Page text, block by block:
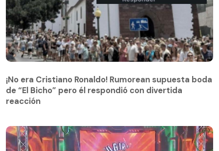
¡No era Cristiano Ronaldo! Rumorean supuesta boda
de “El Bicho” pero él respondió con divertida
reacción